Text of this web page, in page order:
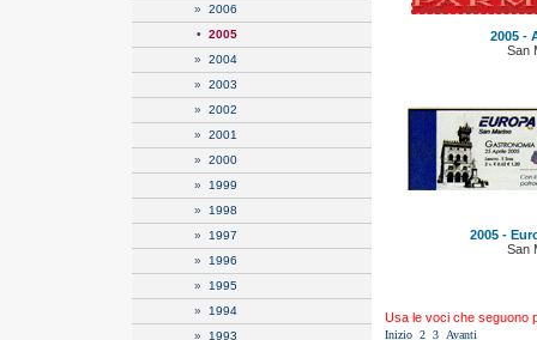
» 2006
• 2005
» 2004
» 2003
» 2002
» 2001
» 2000
» 1999
» 1998
» 1997
» 1996
» 1995
» 1994
» 1993
2005 -
San
2005 -
San
Usa le voci che seguono
Inizio 2 3 Avanti